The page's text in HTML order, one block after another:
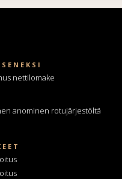
nettilomake
anominen rotujärjestöltä